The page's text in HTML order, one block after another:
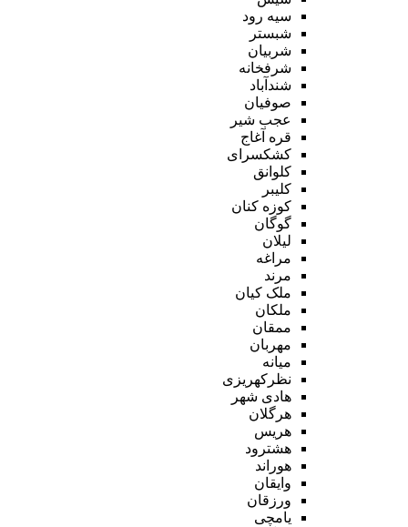
سیه رود
شبستر
شربیان
شرفخانه
شندآباد
صوفیان
عجب شیر
قره آغاج
کشکسرای
کلوانق
کلیبر
کوزه کنان
گوگان
لیلان
مراغه
مرند
ملک کیان
ملکان
ممقان
مهربان
میانه
نظرکهریزی
هادی شهر
هرگلان
هریس
هشترود
هوراند
وایقان
ورزقان
یامچی